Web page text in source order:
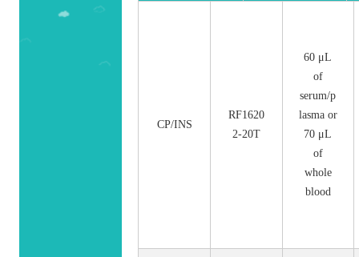
CP/INS
RF1620
2-20T
60 μL
of
serum/p
lasma or
70 μL
of
whole
blood